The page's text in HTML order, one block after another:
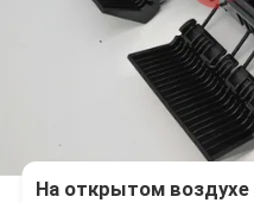
На открытом